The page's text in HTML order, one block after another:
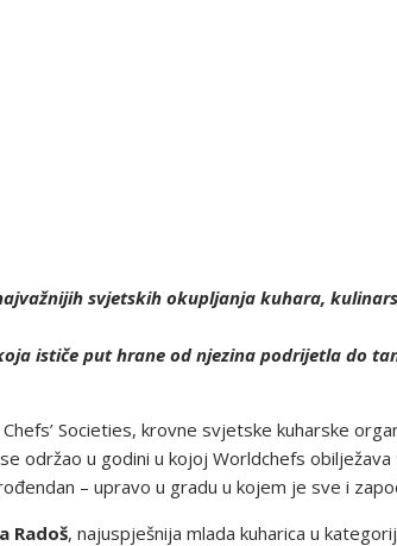
svjetskih okupljanja kuhara,
ističe put hrane od njezina podrijetla do
Societies, krovne svjetske kuharske
održao u godini u kojoj Worldchefs obilježava
– upravo u gradu u kojem je sve i
Radoš, najuspješnija mlada kuharica u